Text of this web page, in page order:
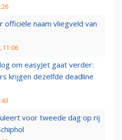
officiële naam vliegveld van
11:06
om easyJet gaat verder:
krijgen dezelfde deadline
voor tweede dag op rij